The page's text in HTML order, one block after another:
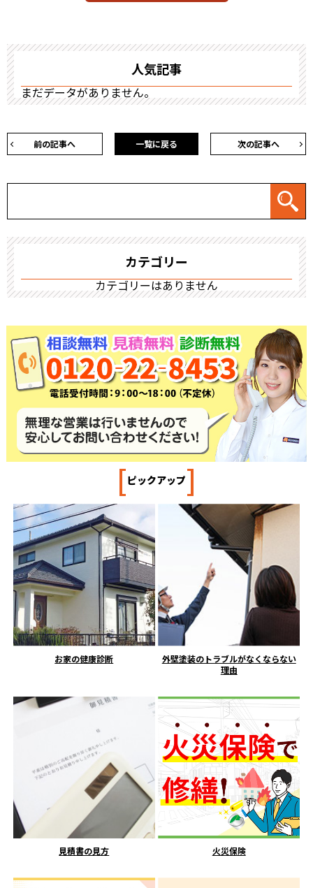
人気記事
まだデータがありません。
前の記事へ 次の記事へ
一覧に戻る
カテゴリー
カテゴリーはありません
[ピックアップ]
お家の健康診断
外壁塗装のトラブルがなくならない
理由
見積書の見方 火災保険